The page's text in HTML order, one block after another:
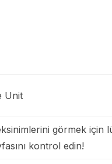
Unit
görmek için
kontrol edin!